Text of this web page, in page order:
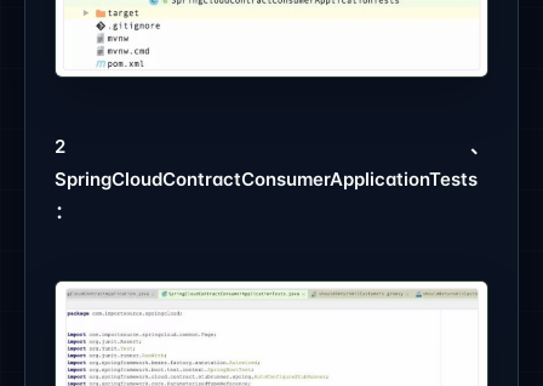
2、
SpringCloudContractConsumerApplicationTests
：